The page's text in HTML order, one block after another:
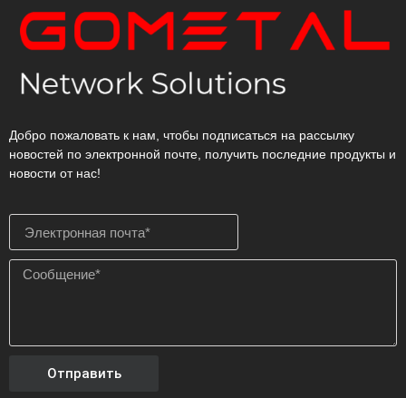
Добро пожаловать к нам, чтобы подписаться на рассылку
новостей по электронной почте, получить последние продукты и
новости от нас!
Отправить